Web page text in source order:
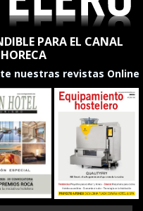
PARA EL CANAL
nuestras revistas Online